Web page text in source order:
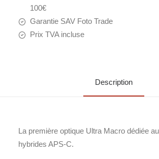
100€
Garantie SAV Foto Trade
Prix TVA incluse
Description
La première optique Ultra Macro dédiée
hybrides APS-C.